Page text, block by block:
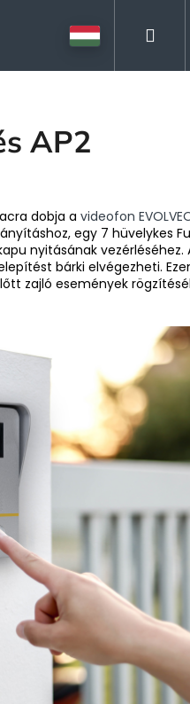
AP2
dobja a videofon
egy 7 hüvelykes
nyitásának vezérléséhez.
bárki elvégezheti.
zajló események